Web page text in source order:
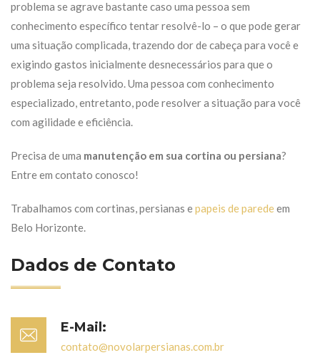
problema se agrave bastante caso uma pessoa sem
conhecimento específico tentar resolvê-lo – o que pode gerar
uma situação complicada, trazendo dor de cabeça para você e
exigindo gastos inicialmente desnecessários para que o
problema seja resolvido. Uma pessoa com conhecimento
especializado, entretanto, pode resolver a situação para você
com agilidade e eficiência.
Precisa de uma manutenção em sua cortina ou persiana?
Entre em contato conosco!
Trabalhamos com cortinas, persianas epapeis de paredeem
Belo Horizonte.
Dados de Contato
E-Mail:
contato@novolarpersianas.com.br